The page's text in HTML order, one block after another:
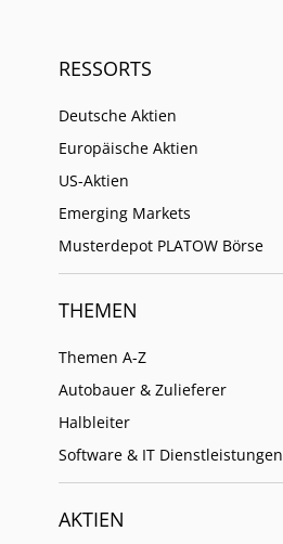
RESSORTS
Deutsche Aktien
Europäische Aktien
US-Aktien
Emerging Markets
Musterdepot PLATOW Börse
THEMEN
Themen A-Z
Autobauer & Zulieferer
Halbleiter
Software & IT Dienstleistungen
AKTIEN